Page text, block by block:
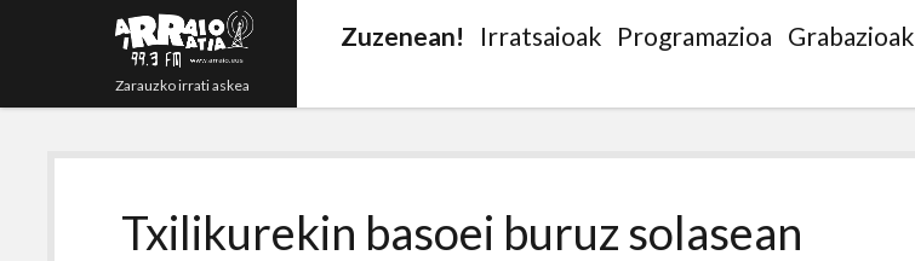
Zarauzko irrati askea
Zuzenean! Irratsaioak Programazioa Grabazioak
Txilikurekin basoei buruz solasean